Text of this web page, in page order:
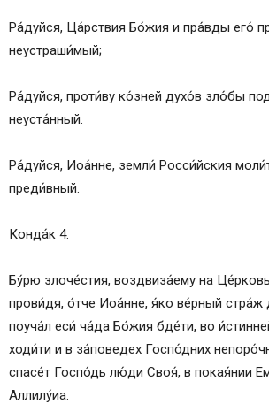
Ра́дуйся, Ца́рствия Бо́жия и пра́вды его́
неустраши́мый;
Ра́дуйся, проти́ву ко́зней духо́в зло́бы
неуста́нный.
Ра́дуйся, Иоа́нне, земли́ Росси́йския
преди́вный.
Конда́к 4.
Бу́рю злоче́стия, воздвиза́ему на
прови́дя, о́тче Иоа́нне, я́ко ве́рный стра́ж
поуча́л еси́ ча́да Бо́жия бде́ти, во
ходи́ти и в за́поведех Госпо́дних
спасе́т Госпо́дь лю́ди Своя́, в покая́нии
Аллилу́иа.